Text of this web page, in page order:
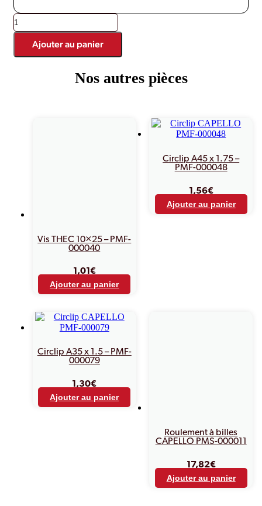
quantité
de
Plaque
cueilleuse
gauche
Ajouter au panier
Nos autres pièces
Produits similaires
Vis THEC 10×25 – PMF-
000040
1,01€
Ajouter au panier
Circlip A45 x 1.75 –
PMF-000048
1,56€
Ajouter au panier
Circlip A35 x 1.5 – PMF-
000079
1,30€
Ajouter au panier
Roulement à billes
CAPELLO PMS-000011
17,82€
Ajouter au panier